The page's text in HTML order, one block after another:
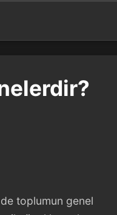
toplumun genel